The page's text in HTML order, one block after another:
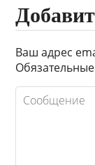
Ваш адрес